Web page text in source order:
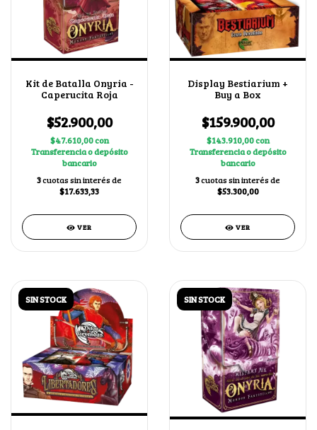
Kit de Batalla Onyria -
Caperucita Roja
$52.900,00
$47.610,00con
Transferencia o depósito
bancario
3cuotas sin interés de
$17.633,33
VER
Display Bestiarium +
Buy a Box
$159.900,00
$143.910,00con
Transferencia o depósito
bancario
3cuotas sin interés de
$53.300,00
VER
SIN STOCK SIN STOCK